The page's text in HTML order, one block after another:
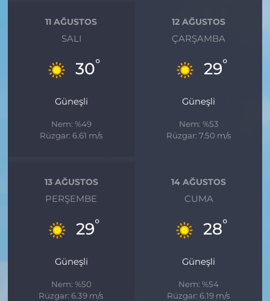
11 AĞUSTOS
SALI
30°
Güneşli
Nem: %49
Rüzgar: 6.61 m/s
12 AĞUSTOS
ÇARŞAMBA
29°
Güneşli
Nem: %53
Rüzgar: 7.50 m/s
13 AĞUSTOS
PERŞEMBE
29°
Güneşli
Nem: %50
Rüzgar: 6.39 m/s
14 AĞUSTOS
CUMA
28°
Güneşli
Nem: %54
Rüzgar: 6.19 m/s